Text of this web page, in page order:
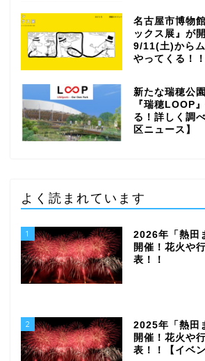
名古屋市博物
ックス展』が
9/11(土)から
やってくる！！
新たな瑞穂公
『瑞穂LOOP
る！詳しく調
区ニュース】
よく読まれています
1
2026年「熱田
開催！花火や
表！！
2
2025年「熱田
開催！花火や
表！！【イベン